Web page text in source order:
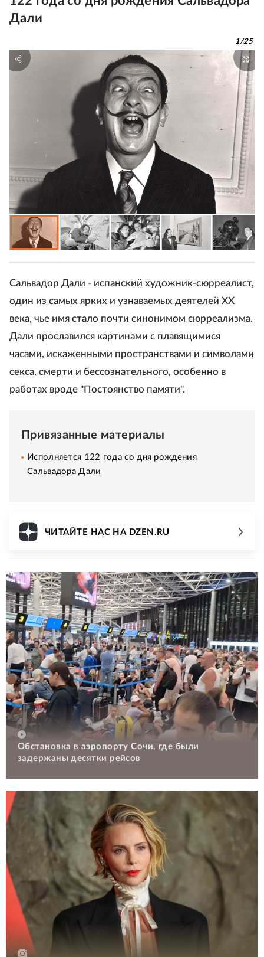
Дали
1/25
Сальвадор Дали - испанский художник‑сюрреалист,
один из самых ярких и узнаваемых деятелей XX
века, чье имя стало почти синонимом сюрреализма.
Дали прославился картинами с плавящимися
часами, искаженными пространствами и символами
секса, смерти и бессознательного, особенно в
работах вроде "Постоянство памяти".
Привязанные материалы
Исполняется 122 года со дня рождения
Сальвадора Дали
ЧИТАЙТЕ НАС НА DZEN.RU
Обстановка в аэропорту Сочи, где были
задержаны десятки рейсов